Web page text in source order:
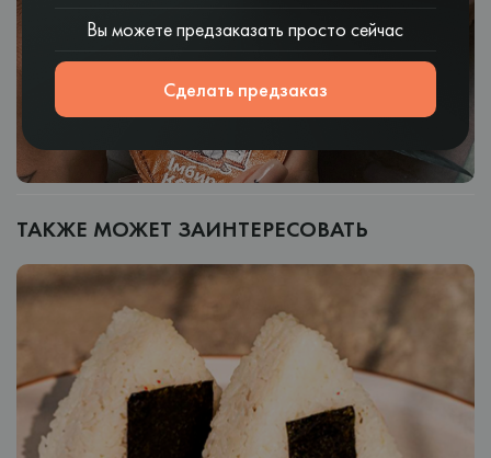
ТАКЖЕ МОЖЕТ ЗАИНТЕРЕСОВАТЬ
Вы можете предзаказать просто сейчас
Сделать предзаказ